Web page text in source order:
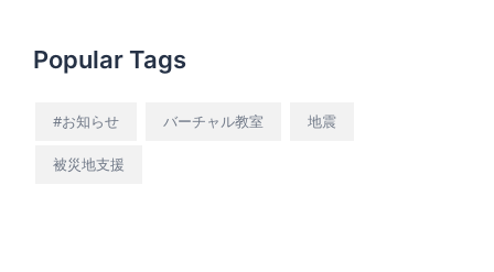
Popular Tags
#お知らせ バーチャル教室 地震
被災地支援